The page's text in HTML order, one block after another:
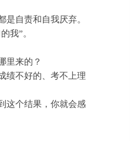
自责和自我厌弃。
我”。
里来的？
绩不好的、考不上理
这个结果，你就会感